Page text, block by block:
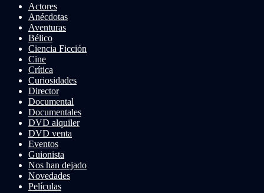
Actores
Anécdotas
Aventuras
Bélico
Ciencia Ficción
Cine
Crítica
Curiosidades
Director
Documental
Documentales
DVD alquiler
DVD venta
Eventos
Guionista
Nos han dejado
Novedades
Películas